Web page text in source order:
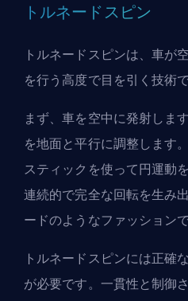
トルネードスピン
トルネードスピンは、車が
を行う高度で目を引く技術で
まず、車を空中に発射しま
を地面と平行に調整します
スティックを使って円運動
連続的で完全な回転を生み
ードのようなファッション
トルネードスピンには正確
が必要です。一貫性と制御